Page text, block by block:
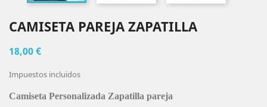
CAMISETA PAREJA ZAPATILLA
18,00 €
Impuestos incluidos
Camiseta Personalizada Zapatilla pareja